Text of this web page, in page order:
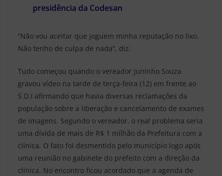
presidência da Codesan
“Não vou aceitar que joguem minha reputação no lixo.
Não tenho de culpa de nada”, diz.
Tudo começou quando o vereador Juninho Souza
gravou vídeo na tarde de terça-feira (12) em frente ao
S.D.I afirmando que havia diversas reclamações da
população sobre a liberação e cancelamento de exames
de imagens. Segundo o vereador, o real problema seria
uma dívida de mais de R$ 1 milhão da Prefeitura com a
clínica. O fato foi desmentido pelo município logo após
uma reunião no gabinete do prefeito com a direção da
clínica. No encontro ficou acordado que a agenda de